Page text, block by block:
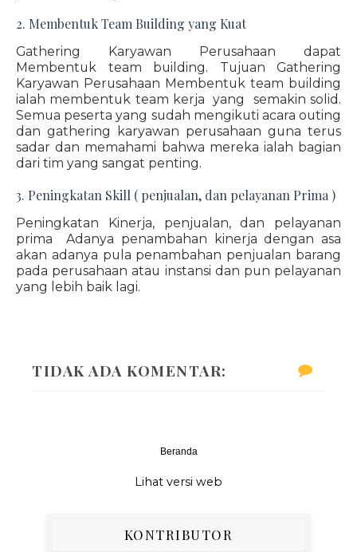
2. Membentuk Team Building yang Kuat
Gathering Karyawan Perusahaan dapat
Membentuk team building. Tujuan Gathering
Karyawan Perusahaan Membentuk team building
ialah membentuk team kerja yang semakin solid.
Semua peserta yang sudah mengikuti acara outing
dan gathering karyawan perusahaan guna terus
sadar dan memahami bahwa mereka ialah bagian
dari tim yang sangat penting.
3. Peningkatan Skill ( penjualan, dan pelayanan Prima )
Peningkatan Kinerja, penjualan, dan pelayanan
prima Adanya penambahan kinerja dengan asa
akan adanya pula penambahan penjualan barang
pada perusahaan atau instansi dan pun pelayanan
yang lebih baik lagi.
TIDAK ADA KOMENTAR:
Beranda
Lihat versi web
KONTRIBUTOR